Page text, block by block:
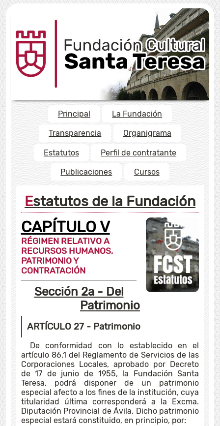
Principal La Fundación
Transparencia Organigrama
Estatutos Perfil de contratante
Publicaciones Cursos
Estatutos de la Fundación
CAPÍTULO V
RÉGIMEN RELATIVO A
RECURSOS HUMANOS,
PATRIMONIO Y
CONTRATACIÓN
Sección 2a- Del
Patrimonio
ARTÍCULO 27 - Patrimonio
De conformidad con lo establecido en el
artículo 86.1 del Reglamento de Servicios de las
Corporaciones Locales, aprobado por Decreto
de 17 de junio de 1955, la Fundación Santa
Teresa, podrá disponer de un patrimonio
especial afecto a los fines de la institución, cuya
titularidad última corresponderá a la Excma.
Diputación Provincial de Ávila. Dicho patrimonio
especial estará constituido, en principio, por: